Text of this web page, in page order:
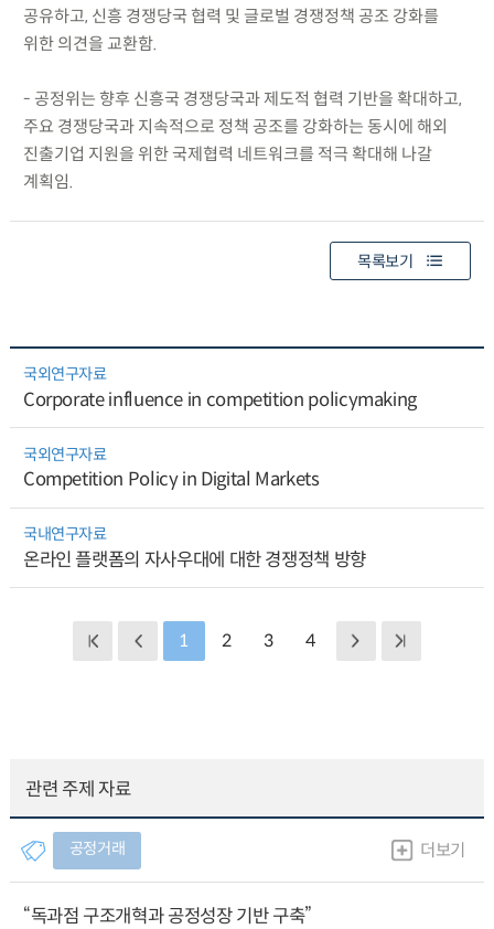
공유하고, 신흥 경쟁당국 협력 및 글로벌 경쟁정책 공조 강화를
위한 의견을 교환함.
- 공정위는 향후 신흥국 경쟁당국과 제도적 협력 기반을 확대하고,
주요 경쟁당국과 지속적으로 정책 공조를 강화하는 동시에 해외
진출기업 지원을 위한 국제협력 네트워크를 적극 확대해 나갈
계획임.
목록보기
국외연구자료
Corporate influence in competition policymaking
국외연구자료
Competition Policy in Digital Markets
국내연구자료
온라인 플랫폼의 자사우대에 대한 경쟁정책 방향
1 2 3 4
관련 주제 자료
공정거래 더보기
“독과점 구조개혁과 공정성장 기반 구축”